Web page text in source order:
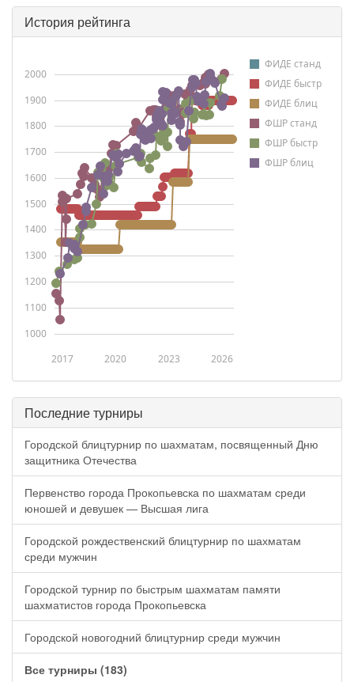
История рейтинга
ФИДЕ станд
ФИДЕ быстр
ФИДЕ блиц
ФШР станд
ФШР быстр
ФШР блиц
2017 2020 2023 2026
1000
1100
1200
1300
1400
1500
1600
1700
1800
1900
2000
Последние турниры
Городской блицтурнир по шахматам, посвященный Дню
защитника Отечества
Первенство города Прокопьевска по шахматам среди
юношей и девушек — Высшая лига
Городской рождественский блицтурнир по шахматам
среди мужчин
Городской турнир по быстрым шахматам памяти
шахматистов города Прокопьевска
Городской новогодний блицтурнир среди мужчин
Все турниры (183)